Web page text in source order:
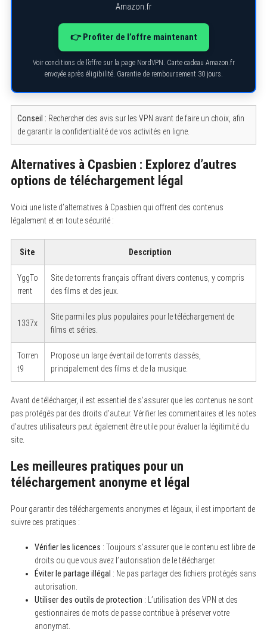
Amazon.fr
👉 Profiter de l’offre maintenant
Voir conditions de l’offre sur la page NordVPN. Carte cadeau Amazon.fr
envoyée après éligibilité. Garantie de remboursement 30 jours.
Conseil : Rechercher des avis sur les VPN avant de faire un choix, afin
de garantir la confidentialité de vos activités en ligne.
Alternatives à Cpasbien : Explorez d’autres
options de téléchargement légal
Voici une liste d’alternatives à Cpasbien qui offrent des contenus
légalement et en toute sécurité :
Site Description
YggTo
rrent
Site de torrents français offrant divers contenus, y compris
des films et des jeux.
1337x
Site parmi les plus populaires pour le téléchargement de
films et séries.
Torren
t9
Propose un large éventail de torrents classés,
principalement des films et de la musique.
Avant de télécharger, il est essentiel de s’assurer que les contenus ne sont
pas protégés par des droits d’auteur. Vérifier les commentaires et les notes
d’autres utilisateurs peut également être utile pour évaluer la légitimité du
site.
Les meilleures pratiques pour un
téléchargement anonyme et légal
Pour garantir des téléchargements anonymes et légaux, il est important de
suivre ces pratiques :
Vérifier les licences : Toujours s’assurer que le contenu est libre de
droits ou que vous avez l’autorisation de le télécharger.
Éviter le partage illégal : Ne pas partager des fichiers protégés sans
autorisation.
Utiliser des outils de protection : L’utilisation des VPN et des
gestionnaires de mots de passe contribue à préserver votre
anonymat.
S
r
c
f
o
r